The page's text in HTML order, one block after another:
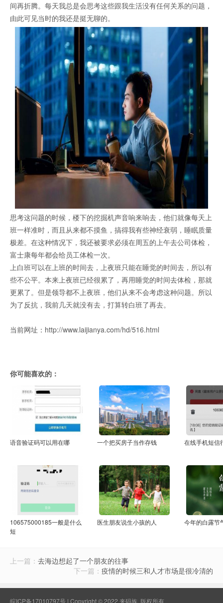
间再折腾。每天我总是会思考这些跟我生活没有任何关系的问题，
由此可见当时的我还是挺无聊的。
思考这问题的时候，楼下的挖掘机声音响来响去，他们就像每天上
班一样准时，而且从来都不摸鱼，搞得我有些神经衰弱，睡眠质量
极差。在这种情况下，我还被要求必须在周五的上午去公司体检，
富士康每年都会给员工体检一次。
上白班可以在上班的时间去，上夜班只能在睡觉的时间去，所以有
些不公平。本来上夜班已经很累了，再用睡觉的时间去体检，那就
更累了。但是领导都不上夜班，他们从来不会考虑这种问题。所以
为了反抗，我前几天就没有去，打算转白班了再去。
当前网址：http://www.laijianya.com/hd/516.html
你可能喜欢的：
语音验证码可以用在哪 一个把买房子当作存钱 在线手机短信
106575000185一般是什么
短
医生朋友说生小孩的人 今年的白露节
上一篇： 去海边想起了一个朋友的往事
下一篇： 疫情的时候三和人才市场是很冷清的
皖ICP备17010797号 | Copyright © 2022 来码族. 版权所有